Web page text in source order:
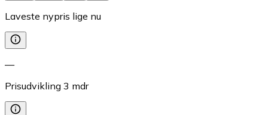
Laveste nypris lige nu
—
Prisudvikling 3 mdr